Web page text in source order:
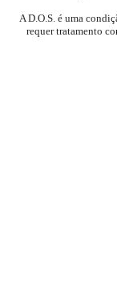
A D.O.S. é uma
requer tratamento